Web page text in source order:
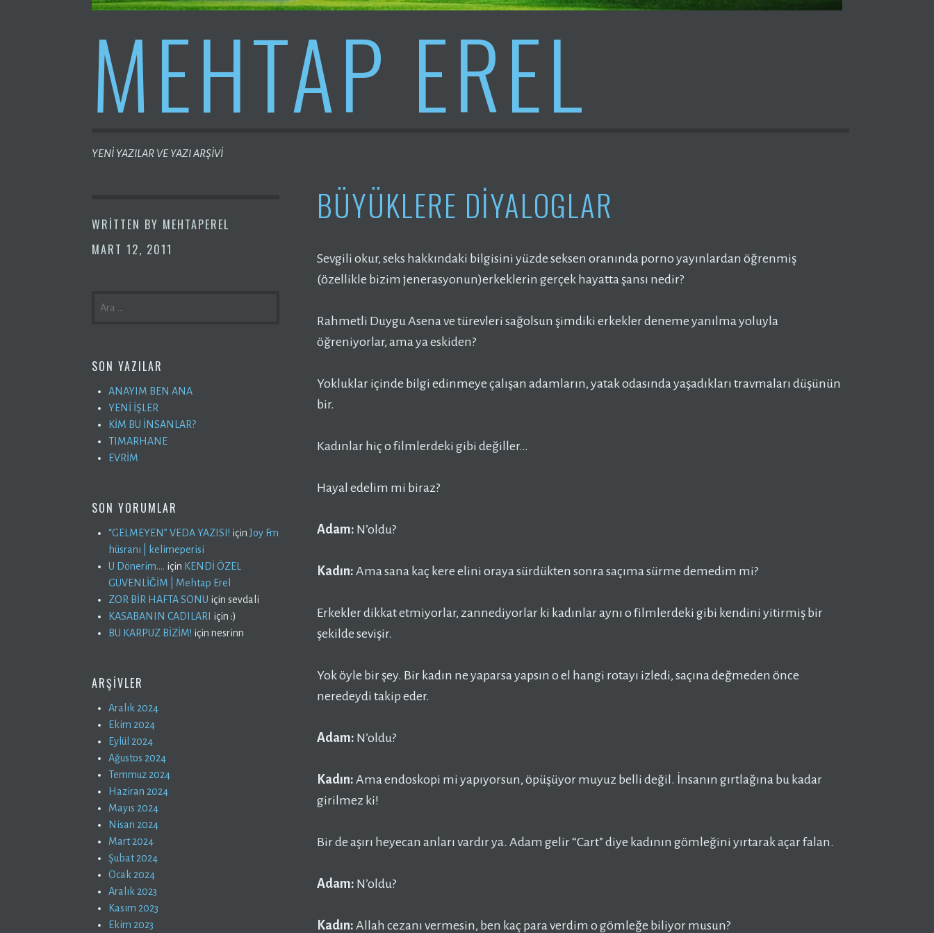
MEHTAP EREL
YENİ YAZILAR VE YAZI ARŞİVİ
WRITTEN BY MEHTAPEREL
MART 12, 2011
BÜYÜKLERE DIYALOGLAR
Sevgili okur, seks hakkındaki bilgisini yüzde seksen oranında porno yayınlardan öğrenmiş
(özellikle bizim jenerasyonun)erkeklerin gerçek hayatta şansı nedir?
Rahmetli Duygu Asena ve türevleri sağolsun şimdiki erkekler deneme yanılma yoluyla
öğreniyorlar, ama ya eskiden?
Yokluklar içinde bilgi edinmeye çalışan adamların, yatak odasında yaşadıkları travmaları düşünün
bir.
Kadınlar hiç o filmlerdeki gibi değiller…
Hayal edelim mi biraz?
Adam: N’oldu?
Kadın: Ama sana kaç kere elini oraya sürdükten sonra saçıma sürme demedim mi?
Erkekler dikkat etmiyorlar, zannediyorlar ki kadınlar aynı o filmlerdeki gibi kendini yitirmiş bir
şekilde sevişir.
Yok öyle bir şey. Bir kadın ne yaparsa yapsın o el hangi rotayı izledi, saçına değmeden önce
neredeydi takip eder.
Adam: N’oldu?
Kadın: Ama endoskopi mi yapıyorsun, öpüşüyor muyuz belli değil. İnsanın gırtlağına bu kadar
girilmez ki!
Bir de aşırı heyecan anları vardır ya. Adam gelir “Cart” diye kadının gömleğini yırtarak açar falan.
Adam: N’oldu?
Kadın: Allah cezanı vermesin, ben kaç para verdim o gömleğe biliyor musun?
SON YAZILAR
ANAYIM BEN ANA
YENİ İŞLER
KİM BU İNSANLAR?
TIMARHANE
EVRİM
SON YORUMLAR
“GELMEYEN” VEDA YAZISI! içinJoy Fm
hüsranı | kelimeperisi
U Dönerim…. için KENDİ ÖZEL
GÜVENLİĞİM | Mehtap Erel
ZOR BİR HAFTA SONU için sevdali
KASABANIN CADILARI için :)
BU KARPUZ BİZİM! için nesrinn
ARŞIVLER
Aralık 2024
Ekim 2024
Eylül 2024
Ağustos 2024
Temmuz 2024
Haziran 2024
Mayıs 2024
Nisan 2024
Mart 2024
Şubat 2024
Ocak 2024
Aralık 2023
Kasım 2023
Ekim 2023